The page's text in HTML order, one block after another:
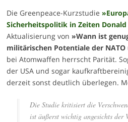
Die Greenpeace-Kurzstudie
Sicherheitspolitik in Zeiten
Aktualisierung von »Wann ist
militärischen Potentiale der NATO
bei Atomwaffen herrscht Parität.
der USA und sogar
derzeit sonst deutlich überlegen.
Die Studie kritisiert die
ist äußerst wichtig angesichts der